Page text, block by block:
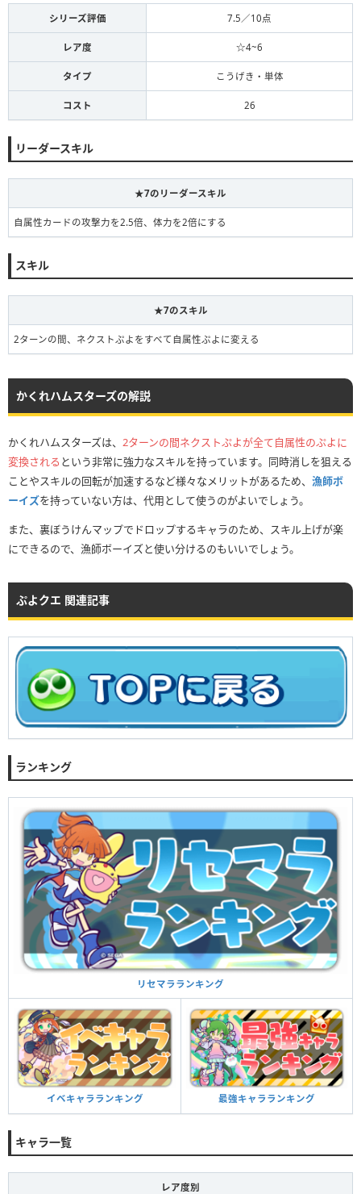
シリーズ評価 7.5／10点
レア度 ☆4~6
タイプ こうげき・単体
コスト 26
リーダースキル
★7のリーダースキル
自属性カードの攻撃力を2.5倍、体力を2倍にする
スキル
★7のスキル
2ターンの間、ネクストぷよをすべて自属性ぷよに変える
かくれハムスターズの解説
かくれハムスターズは、 2ターンの間ネクストぷよが全て自属性のぷよに
変換される という非常に強力なスキルを持っています。同時消しを狙える
ことやスキルの回転が加速するなど様々なメリットがあるため、 漁師ボ
ーイズを持っていない方は、代用として使うのがよいでしょう。
また、裏ぼうけんマップでドロップするキャラのため、スキル上げが楽
にできるので、漁師ボーイズと使い分けるのもいいでしょう。
ぷよクエ 関連記事
ランキング
リセマラランキング
イベキャラランキング 最強キャラランキング
キャラ一覧
レア度別